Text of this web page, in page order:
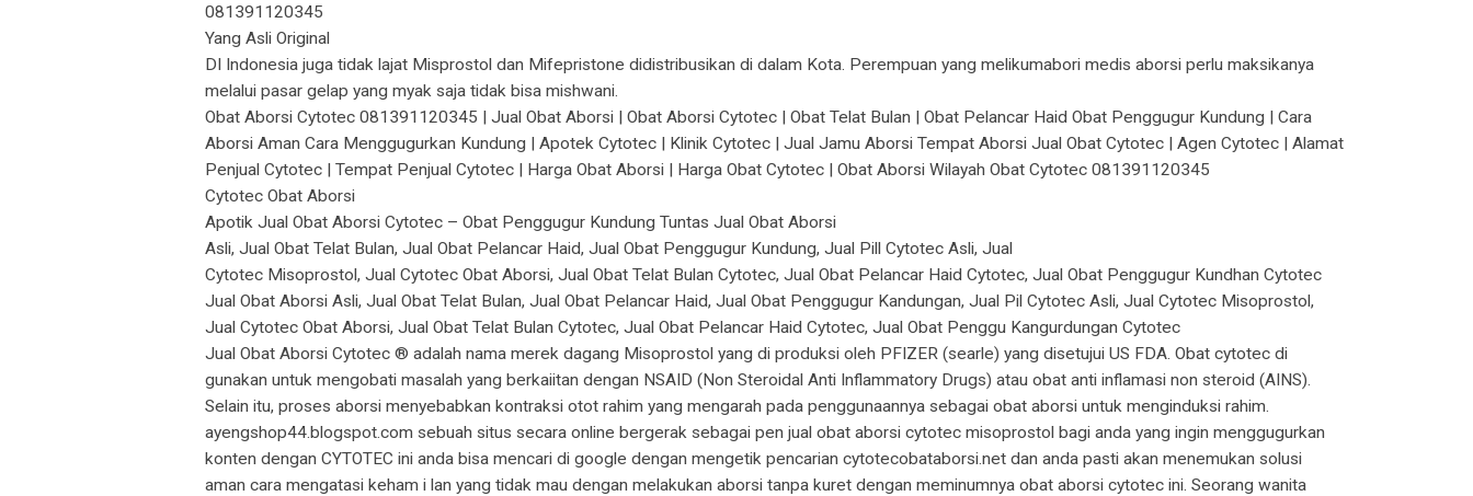
081391120345
Yang Asli Original
DI Indonesia juga tidak lajat Misprostol dan Mifepristone didistribusikan di dalam Kota. Perempuan yang melikumabori medis aborsi perlu maksikanya
melalui pasar gelap yang myak saja tidak bisa mishwani.
Obat Aborsi Cytotec 081391120345 | Jual Obat Aborsi | Obat Aborsi Cytotec | Obat Telat Bulan | Obat Pelancar Haid Obat Penggugur Kundung | Cara
Aborsi Aman Cara Menggugurkan Kundung | Apotek Cytotec | Klinik Cytotec | Jual Jamu Aborsi Tempat Aborsi Jual Obat Cytotec | Agen Cytotec | Alamat
Penjual Cytotec | Tempat Penjual Cytotec | Harga Obat Aborsi | Harga Obat Cytotec | Obat Aborsi Wilayah Obat Cytotec 081391120345
Cytotec Obat Aborsi
Apotik Jual Obat Aborsi Cytotec – Obat Penggugur Kundung Tuntas Jual Obat Aborsi
Asli, Jual Obat Telat Bulan, Jual Obat Pelancar Haid, Jual Obat Penggugur Kundung, Jual Pill Cytotec Asli, Jual
Cytotec Misoprostol, Jual Cytotec Obat Aborsi, Jual Obat Telat Bulan Cytotec, Jual Obat Pelancar Haid Cytotec, Jual Obat Penggugur Kundhan Cytotec
Jual Obat Aborsi Asli, Jual Obat Telat Bulan, Jual Obat Pelancar Haid, Jual Obat Penggugur Kandungan, Jual Pil Cytotec Asli, Jual Cytotec Misoprostol,
Jual Cytotec Obat Aborsi, Jual Obat Telat Bulan Cytotec, Jual Obat Pelancar Haid Cytotec, Jual Obat Penggu Kangurdungan Cytotec
Jual Obat Aborsi Cytotec ® adalah nama merek dagang Misoprostol yang di produksi oleh PFIZER (searle) yang disetujui US FDA. Obat cytotec di
gunakan untuk mengobati masalah yang berkaiitan dengan NSAID (Non Steroidal Anti Inflammatory Drugs) atau obat anti inflamasi non steroid (AINS).
Selain itu, proses aborsi menyebabkan kontraksi otot rahim yang mengarah pada penggunaannya sebagai obat aborsi untuk menginduksi rahim.
ayengshop44.blogspot.com sebuah situs secara online bergerak sebagai pen jual obat aborsi cytotec misoprostol bagi anda yang ingin menggugurkan
konten dengan CYTOTEC ini anda bisa mencari di google dengan mengetik pencarian cytotecobataborsi.net dan anda pasti akan menemukan solusi
aman cara mengatasi keham i lan yang tidak mau dengan melakukan aborsi tanpa kuret dengan meminumnya obat aborsi cytotec ini. Seorang wanita